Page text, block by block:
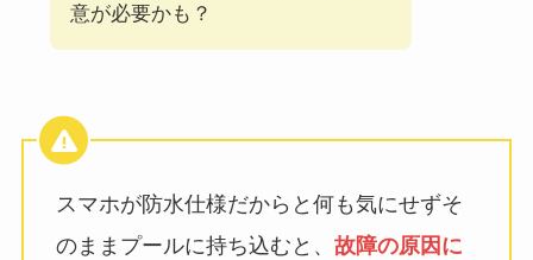
意が必要かも？
スマホが防水仕様だからと何も気にせずそ
のままプールに持ち込むと、 故障の原因に